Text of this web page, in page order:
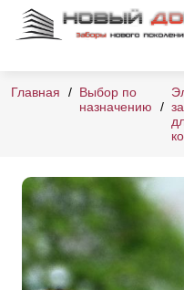
Главная
Выбор по
назначению